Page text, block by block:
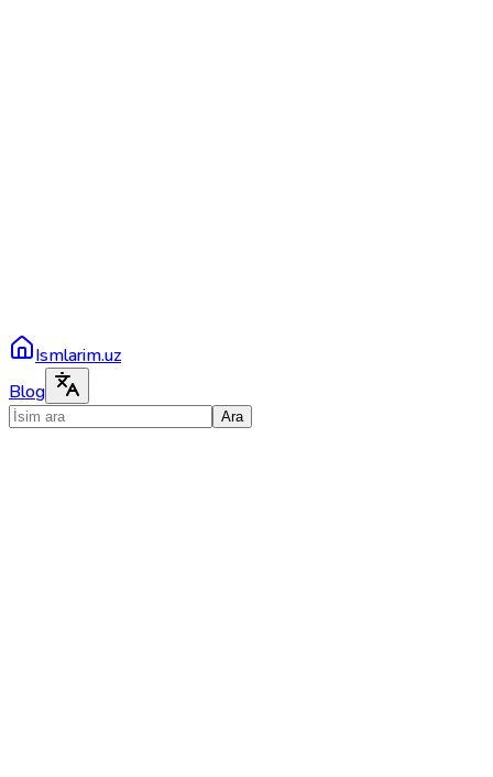
Ismlarim.uz
Blog
Ara